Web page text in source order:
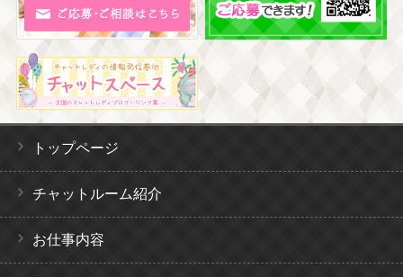
トップページ
チャットルーム紹介
お仕事内容